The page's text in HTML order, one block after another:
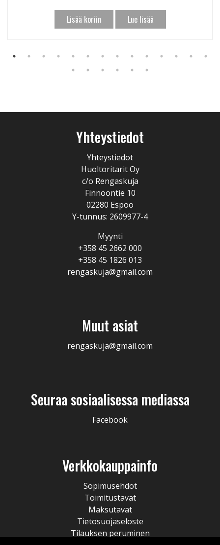
Lisää koriin Lue lisää
Yhteystiedot
Yhteystiedot
Huoltoritarit Oy
c/o Rengaskuja
Finnoontie 10
02280 Espoo
Y-tunnus: 2609977-4
Myynti
+358 45 2662 000
+358 45 1826 013
rengaskuja@gmail.com
Muut asiat
rengaskuja@gmail.com
Seuraa sosiaalisessa mediassa
Facebook
Verkkokauppainfo
Sopimusehdot
Toimitustavat
Maksutavat
Tietosuojaseloste
Tilauksen peruminen